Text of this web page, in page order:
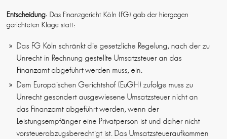
Entscheidung: Das Finanzgericht Köln (FG) gab der hiergegen
gerichteten Klage statt:
Das FG Köln schränkt die gesetzliche Regelung, nach der zu
Unrecht in Rechnung gestellte Umsatzsteuer an das
Finanzamt abgeführt werden muss, ein.
Dem Europäischen Gerichtshof (EuGH) zufolge muss zu
Unrecht gesondert ausgewiesene Umsatzsteuer nicht an
das Finanzamt abgeführt werden, wenn der
Leistungsempfänger eine Privatperson ist und daher nicht
vorsteuerabzugsberechtigt ist. Das Umsatzsteueraufkommen